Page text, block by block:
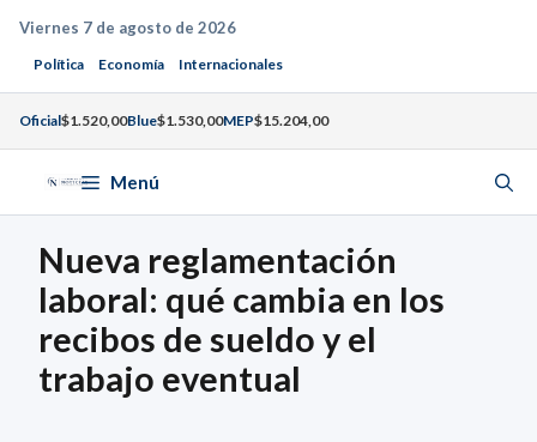
Saltar
contenido
Viernes 7 de agosto de 2026
Política Economía Internacionales
Oficial$1.520,00Blue$1.530,00MEP$15.204,00
Menú
Nueva reglamentación
laboral: qué cambia en los
recibos de sueldo y el
trabajo eventual